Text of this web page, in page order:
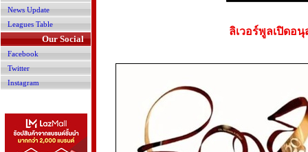
News Update
Leagues Table
Our Social
Facebook
Twitter
Instagram
ลิเวอร์พูลเปิดอ